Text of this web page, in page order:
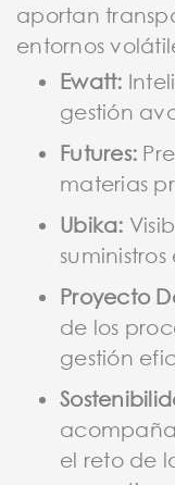
aportan
entornos
Ewatt:
gestión
Futures:
materias
Ubika:
Proyecto
de los
gestión
el reto de